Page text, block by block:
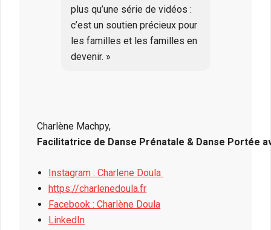
plus qu’une série de vidéos :
c’est un soutien précieux pour
les familles et les familles en
devenir. »
Charlène Machpy,
Facilitatrice de Danse Prénatale & Danse Portée
Instagram : Charlene Doula
https://charlenedoula.fr
Facebook : Charlène Doula
LinkedIn